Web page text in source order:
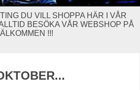
DU VILL SHOPPA HÄR I VÅR
BESÖKA VÅR WEBSHOP PÅ
!!!